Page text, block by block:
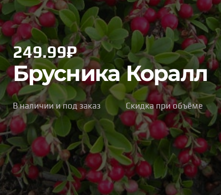
249.99₽
Брусника Коралл
В наличии и под заказ Скидка при объёме